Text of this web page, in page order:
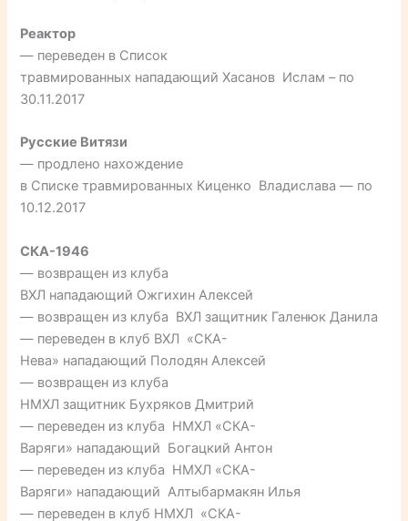
Реактор
— переведен в Список
травмированных нападающий Хасанов Ислам – по
30.11.2017
Русские Витязи
— продлено нахождение
в Списке травмированных Киценко Владислава — по
10.12.2017
СКА-1946
— возвращен из клуба
ВХЛ нападающий Ожгихин Алексей
— возвращен из клуба ВХЛ защитник Галенюк Данила
— переведен в клуб ВХЛ «СКА-
Нева» нападающий Полодян Алексей
— возвращен из клуба
НМХЛ защитник Бухряков Дмитрий
— переведен из клуба НМХЛ «СКА-
Варяги» нападающий Богацкий Антон
— переведен из клуба НМХЛ «СКА-
Варяги» нападающий Алтыбармакян Илья
— переведен в клуб НМХЛ «СКА-